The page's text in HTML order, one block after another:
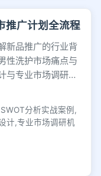
推广计划全流程
新品推广的行业背
性洗护市场痛点与
与专业市场调研实
分析实战案例,
计,专业市场调研机